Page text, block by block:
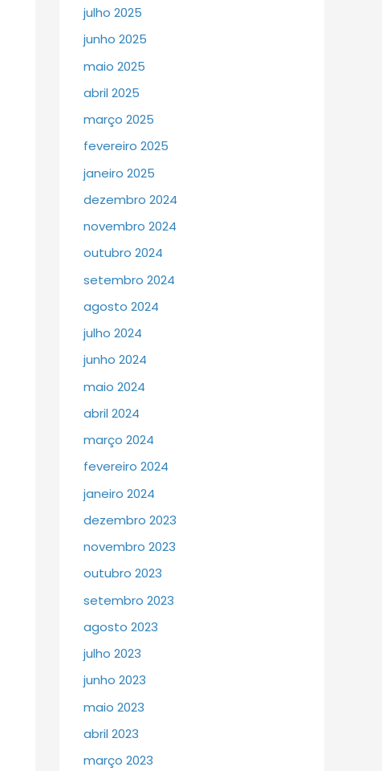
julho 2025
junho 2025
maio 2025
abril 2025
março 2025
fevereiro 2025
janeiro 2025
dezembro 2024
novembro 2024
outubro 2024
setembro 2024
agosto 2024
julho 2024
junho 2024
maio 2024
abril 2024
março 2024
fevereiro 2024
janeiro 2024
dezembro 2023
novembro 2023
outubro 2023
setembro 2023
agosto 2023
julho 2023
junho 2023
maio 2023
abril 2023
março 2023